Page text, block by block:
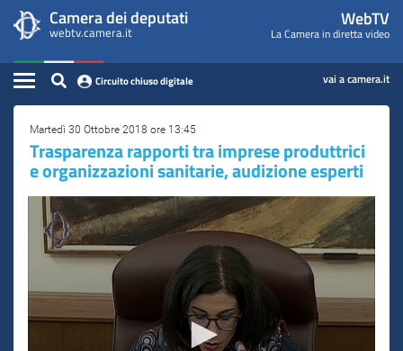
contenuto
principale
WebTV
Camera
dei
Deputati
menu
di
navigazione
Camera dei deputati
webtv.camera.it
WebTV
La Camera in diretta video
Home
Assemblea
Presidente
Commissioni
Eventi
Conferenze Stampa
Cerca
Circuito chiuso digitale
Circuito chiuso digitale vai a camera.it
Contenuto
Martedì 30 Ottobre 2018 ore 13:45
Trasparenza rapporti tra imprese produttrici
e organizzazioni sanitarie, audizione esperti